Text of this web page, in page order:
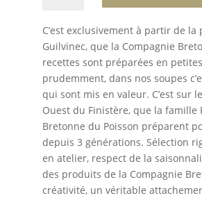
de
homard
-
404
grammes
C’est exclusivement à partir de
Guilvinec, que la Compagnie
recettes sont préparées en
prudemment, dans nos soupes
qui sont mis en valeur. C’est sur
Ouest du Finistère, que la famille
Bretonne du Poisson préparent
depuis 3 générations. Sélection
en atelier, respect de la
des produits de la Compagnie
créativité, un véritable